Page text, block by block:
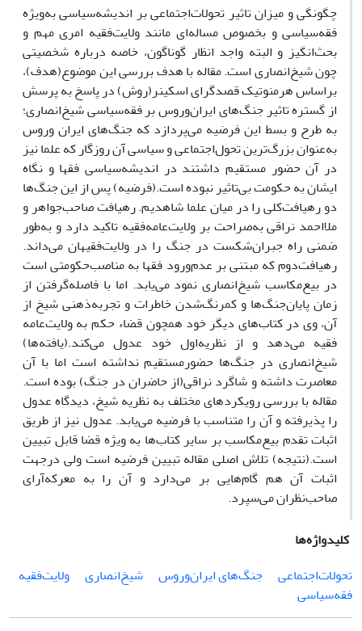
چگونگی و میزان تاثیر تحولات‌اجتماعی بر اندیشه‌سیاسی به‌ویژه
فقه‌سیاسی و بخصوص مساله‌ای مانند ولایت‌فقیه امری مهم و
بحث‌انگیز و البته واجد انظار گوناگون، خاصه درباره شخصیتی
چون شیخ‌انصاری است. مقاله با هدف بررسی این موضوع(هدف)،
بر‌اساس هرمنوتیک قصدگرای‌ اسکینر(روش) در پاسخ به پرسش
از گستره تاثیر جنگ‌های ایران‌وروس بر فقه‌سیاسی شیخ‌انصاری؛
به طرح و بسط این فرضیه می‌پردازد که جنگ‌های ایران وروس
به‌عنوان بزرگ‌ترین تحول‌اجتماعی و سیاسی آن روزگار که علما نیز
در آن حضور مستقیم داشتند در اندیشه‌سیاسی فقها و نگاه
ایشان به حکومت بی‌تاثیر نبوده است.(فرضیه) پس از این جنگ‌ها
دو رهیافت‌کلی را در میان علما شاهدیم. رهیافت صاحب‌جواهر و
ملااحمد نراقی به‌صراحت بر ولایت‌عامه‌فقیه تاکید دارد و به‌طور
ضمنی راه جبران‌شکست در جنگ را در ولایت‌فقیهان می‌داند.
رهیافت‌دوم که مبتنی بر عدم‌ورود فقها به مناصب‌حکومتی است
در بیع‌مکاسب شیخ‌انصاری نمود می‌یابد. اما با فاصله‌گرفتن از
زمان پایان‌جنگ‌ها و کمرنگ‌شدن خاطرات و تجربه‌ذهنی شیخ از
آن، وی در کتاب‌های دیگر خود همچون قضاء حکم به ولایت‌عامه
فقیه می‌دهد و از نظریه‌اول خود عدول می‌کند.(یافته‌ها)
شیخ‌انصاری در جنگ‌ها حضورمستقیم نداشته است اما با آن
معاصرت داشته و شاگرد نراقی(از حاضران در جنگ) بوده است.
مقاله با بررسی رویکردهای مختلف به نظریه شیخ، دیدگاه عدول
را پذیرفته و آن را متناسب با فرضیه می‌یابد. عدول نیز از طریق
اثبات تقدم بیع‌مکاسب بر سایر کتاب‌ها به ویژه قضا قابل تبیین
است.(نتیجه) تلاش اصلی مقاله تبیین فرضیه است ولی درجهت
اثبات آن هم گام‌هایی بر می‌دارد و آن را به معرکه‌آرای
صاحب‌نظران می‌سپرد.
کلیدواژه‌ها
تحولات‌اجتماعی
جنگ‌های ایران‌وروس شیخ‌انصاری
ولایت‌فقیه
فقه‌سیاسی